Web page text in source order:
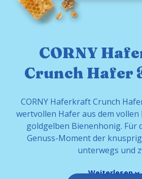
CORNY
Crunch Hafer
CORNY Haferkraft Crunch
wertvollen Hafer aus dem vollen
goldgelben Bienenhonig. Für
Genuss-Moment der
unterwegs und
Weiterlesen